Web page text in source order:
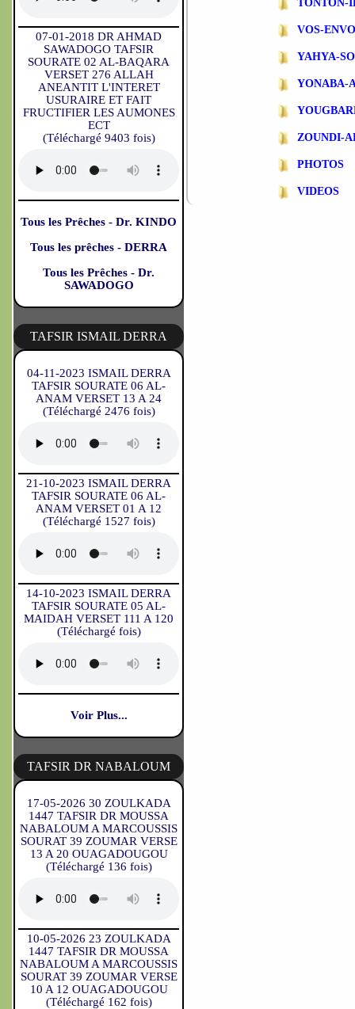
07-01-2018 DR AHMAD
SAWADOGO TAFSIR
SOURATE 02 AL-BAQARA
VERSET 276 ALLAH
ANEANTIT L'INTERET
USURAIRE ET FAIT
FRUCTIFIER LES AUMONES
ECT
(Téléchargé 9403 fois)
Tous les Prêches - Dr. KINDO
Tous les prêches - DERRA
Tous les Prêches - Dr.
SAWADOGO
TAFSIR ISMAIL DERRA
04-11-2023 ISMAIL DERRA
TAFSIR SOURATE 06 AL-
ANAM VERSET 13 A 24
(Téléchargé 2476 fois)
21-10-2023 ISMAIL DERRA
TAFSIR SOURATE 06 AL-
ANAM VERSET 01 A 12
(Téléchargé 1527 fois)
14-10-2023 ISMAIL DERRA
TAFSIR SOURATE 05 AL-
MAIDAH VERSET 111 A 120
(Téléchargé fois)
Voir Plus...
TAFSIR DR NABALOUM
17-05-2026 30 ZOULKADA
1447 TAFSIR DR MOUSSA
NABALOUM A MARCOUSSIS
SOURAT 39 ZOUMAR VERSE
13 A 20 OUAGADOUGOU
(Téléchargé 136 fois)
10-05-2026 23 ZOULKADA
1447 TAFSIR DR MOUSSA
NABALOUM A MARCOUSSIS
SOURAT 39 ZOUMAR VERSE
10 A 12 OUAGADOUGOU
(Téléchargé 162 fois)
TONTON-
VOS-
YAHYA-
YONABA-
ZOUNDI-
PHOTOS
VIDEOS